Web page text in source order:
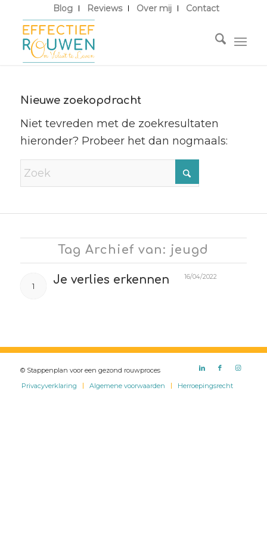
Blog Reviews Over mij Contact
Nieuwe zoekopdracht
Niet tevreden met de zoekresultaten
hieronder? Probeer het dan nogmaals:
Tag Archief van: jeugd
1 Je verlies erkennen 16/04/2022
© Stappenplan voor een gezond rouwproces
Privacyverklaring
Algemene voorwaarden Herroepingsrecht